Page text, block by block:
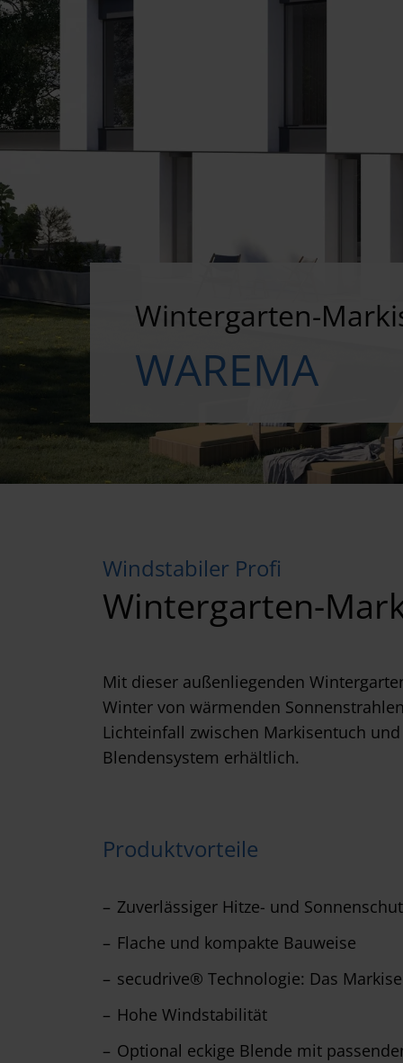
Wintergarten-
WAREMA
Windstabiler Profi
Wintergarten-
Mit dieser außenliegenden
Winter von wärmenden
Lichteinfall zwischen Markisentuch
Blendensystem erhältlich.
Produktvorteile
Zuverlässiger Hitze- und
Flache und kompakte Bauweise
secudrive® Technologie: Das
Hohe Windstabilität
Optional eckige Blende mit